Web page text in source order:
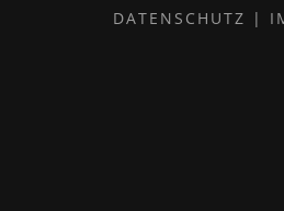
DATENSCHUTZ |